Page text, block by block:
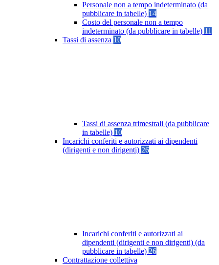
Personale non a tempo indeterminato (da
pubblicare in tabelle) 14
Costo del personale non a tempo
indeterminato (da pubblicare in tabelle) 11
Tassi di assenza 10
Tassi di assenza trimestrali (da pubblicare
in tabelle) 10
Incarichi conferiti e autorizzati ai dipendenti
(dirigenti e non dirigenti) 26
Incarichi conferiti e autorizzati ai
dipendenti (dirigenti e non dirigenti) (da
pubblicare in tabelle) 26
Contrattazione collettiva